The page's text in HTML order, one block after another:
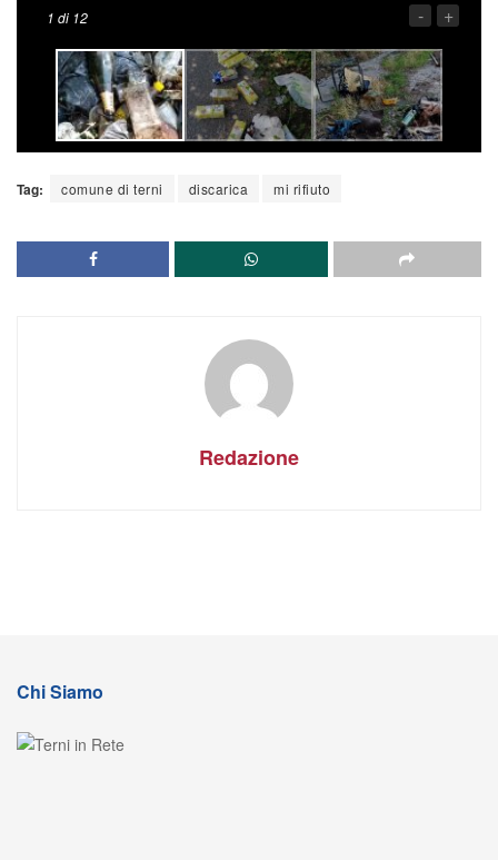
1 di 12 - +
Tag: comune di terni discarica mi rifiuto
Redazione
Chi Siamo